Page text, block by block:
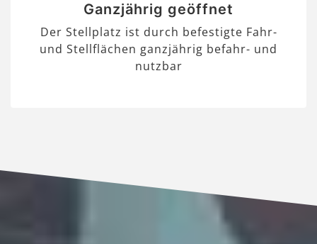
Ganzjährig geöffnet
Der Stellplatz ist durch befestigte Fahr-
und Stellflächen ganzjährig befahr- und
nutzbar